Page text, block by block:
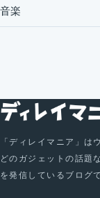
音楽
「ディレイマニア」
どのガジェットの話題
を発信しているブログ